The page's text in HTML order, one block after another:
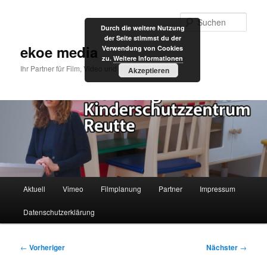
ekoe media
Ihr Partner für Film, Video und Internet
Aktuell Vimeo Filmplanung Partner Impressum
Datenschutzerklärung
Beitragsnavigation
← Vorheriger Nächster →
Durch die weitere Nutzung
der Seite stimmst du der
Verwendung von Cookies
zu. Weitere Informationen
Akzeptieren